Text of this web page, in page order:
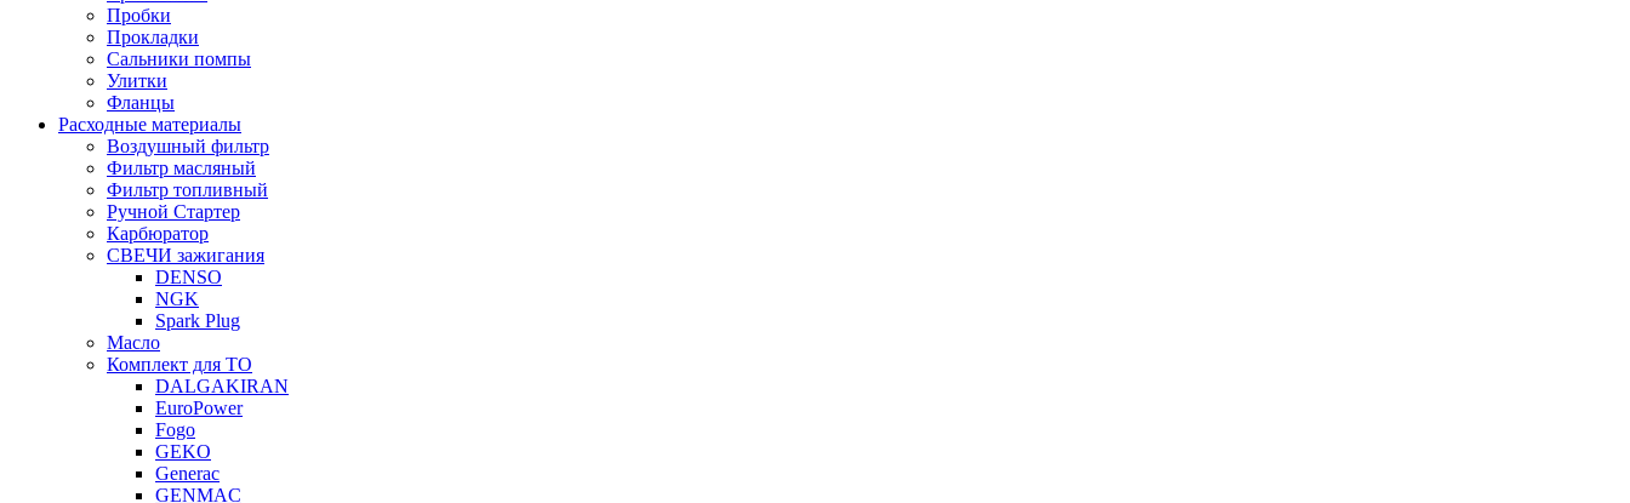
Пробки
Прокладки
Сальники помпы
Улитки
Фланцы
Расходные материалы
Воздушный фильтр
Фильтр масляный
Фильтр топливный
Ручной Стартер
Карбюратор
СВЕЧИ зажигания
DENSO
NGK
Spark Plug
Масло
Комплект для ТО
DALGAKIRAN
EuroPower
Fogo
GEKO
Generac
GENMAC